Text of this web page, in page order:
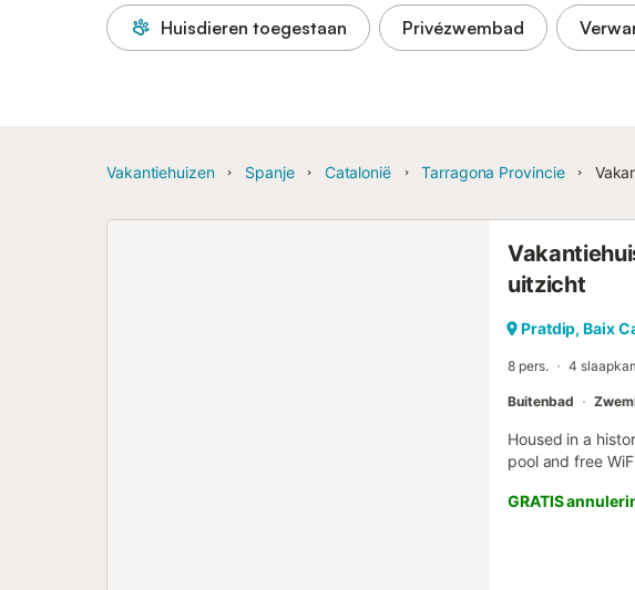
Huisdieren toegestaan Privézwembad
Vakantiehuizen Spanje Catalonië Tarragona Provincie
uitzicht
Pratdip, Baix
8 pers. 4
Buitenbad
Housed in a
pool and free
GRATIS